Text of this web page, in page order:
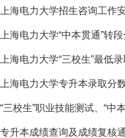
海电力大学招生咨询工作
海电力大学“中本贯通”转
海电力大学“三校生”最低
海电力大学专升本录取分
三校生”职业技能测试、“中
升本成绩查询及成绩复核